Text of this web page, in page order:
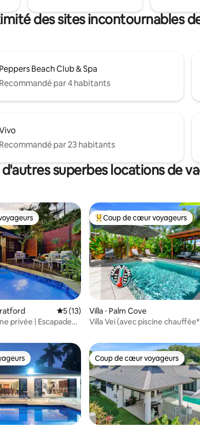
des sites incontournables
Peppers Beach Club & Spa
Recommandé par 4 habitants
Recommandé par 23 habitants
d'autres superbes locations de
56 commentaires : 4,98 sur 5
les plus appréciés
Évaluation moyenne sur la base de 13
5 (13)
privée | Escapade
Coups de cœur voyageurs les
Coup de cœur voyageurs
Villa ⋅ Palm Cove
Villa Vei (avec piscine
Coup de cœur voyageurs
Coup de cœur voyageurs